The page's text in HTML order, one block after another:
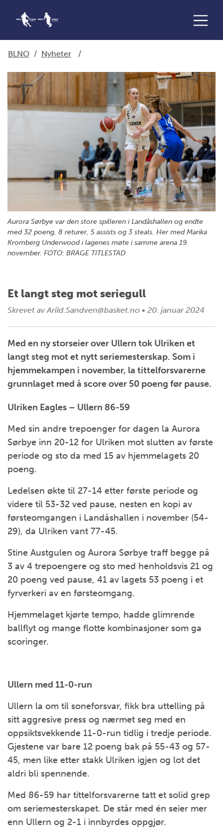
BLNO / Nyheter /
Aurora Sørbye var den store spilleren i Landåshallen og endte
med 32 poeng, 8 returer, 5 assists og 3 steals. Her med Marika
Kromberg Underwood i lagenes møte i samme arena 19.
november. FOTO: BRAGE TITLESTAD
Et langt steg mot seriegull
Skrevet av Arild.Sandven@basket.no • 20. januar 2024
Med en ny storseier over Ullern tok Ulriken et
langt steg mot et nytt seriemesterskap. Som i
hjemmekampen i november, la tittelforsvarerne
grunnlaget med å score over 50 poeng før pause.
Ulriken Eagles – Ullern 86-59
Med sin andre trepoenger for dagen la Aurora
Sørbye inn 20-12 for Ulriken mot slutten av første
periode og sto da med 15 av hjemmelagets 20
poeng.
Ledelsen økte til 27-14 etter første periode og
videre til 53-32 ved pause, nesten en kopi av
førsteomgangen i Landåshallen i november (54-
29), da Ulriken vant 77-45.
Stine Austgulen og Aurora Sørbye traff begge på
3 av 4 trepoengere og sto med henholdsvis 21 og
20 poeng ved pause, 41 av lagets 53 poeng i et
fyrverkeri av en førsteomgang.
Hjemmelaget kjørte tempo, hadde glimrende
ballflyt og mange flotte kombinasjoner som ga
scoringer.
Ullern med 11-0-run
Ullern la om til soneforsvar, fikk bra uttelling på
sitt aggresive press og nærmet seg med en
oppsiktsvekkende 11-0-run tidlig i tredje periode.
Gjestene var bare 12 poeng bak på 55-43 og 57-
45, men like etter stakk Ulriken igjen og lot det
aldri bli spennende.
Med 86-59 har tittelforsvarerne tatt et solid grep
om seriemesterskapet. De står med én seier mer
enn Ullern og 2-1 i innbyrdes oppgjør.